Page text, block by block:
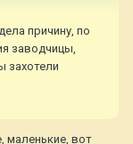
причину, по
заводчицы,
захотели
маленькие, вот